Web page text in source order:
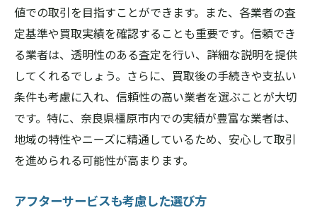
値での取引を目指すことができます。また、各業者の査
定基準や買取実績を確認することも重要です。信頼でき
る業者は、透明性のある査定を行い、詳細な説明を提供
してくれるでしょう。さらに、買取後の手続きや支払い
条件も考慮に入れ、信頼性の高い業者を選ぶことが大切
です。特に、奈良県橿原市内での実績が豊富な業者は、
地域の特性やニーズに精通しているため、安心して取引
を進められる可能性が高まります。
アフターサービスも考慮した選び方